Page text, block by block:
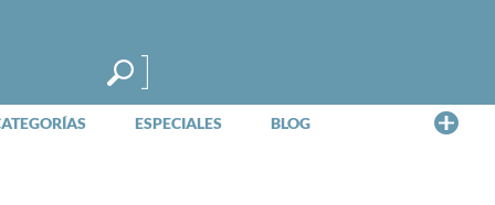
ESPECIALES BLOG